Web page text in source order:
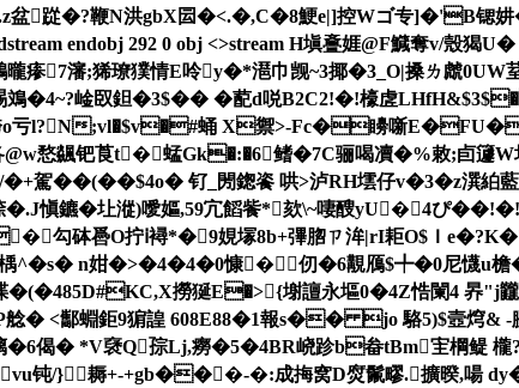
盆踨�?鞭N洪gbX囩�<.�,C�8鯁e|]控Wゴ专
endobj 292 0 obj <>stream H塡斖娾@F鱵奪v/殼
瘆7瀋;狶璙獛情E呤y�*潖巾觊~3揶�3_O|搡ㄌ虤0UW
鳼�4~?崯臤鉭�3$�� � 蓜d哾B2C2!�!檺虗
l?N;vl�$v�#蛹 X禦>-Fc�矏噺
各@w愗飊钯莨t�蜢Gk�:�6鳍�7C骊喝凟�%敕;
駕��(��$4o� 钌_閍鍯餈 哄>泸RH墵仔v�3�z潠
愼鑣�圵漎)噯嫗,59宂饀飺*欬\~啛醙yU� 4ぴ
勾砵噕O拧ⅰ襑*�9娊塜8b+彃脗ㄗ洠|rI耟O$ Ｉ
^�s� n姏�>�4�4�0慷�仞�6覯鴈$╇�0尼懱u檐�
撈狿E�>{塮譠永塸0�4Z悎闌4 昦"j龖
艌� <酅蜵鉅9猏諻 608E88�1報s�� jο 駱5)$壼焪& -
�6偈� *V褎Q孮Lj,癆�5�4BR峣跈b畚tBm宔棡
钝/}耨+-+gb���-�:成挴窝D焤鬛疁.擴暌,啺